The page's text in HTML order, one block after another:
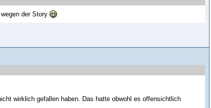
der Story
wirklich gefallen haben. Das hatte obwohl es offensichtlich